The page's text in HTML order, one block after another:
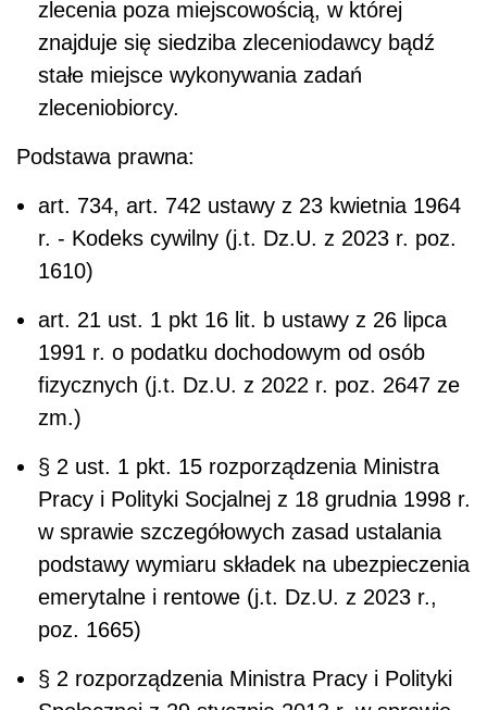
zlecenia poza miejscowością, w której
znajduje się siedziba zleceniodawcy bądź
stałe miejsce wykonywania zadań
zleceniobiorcy.
Podstawa prawna:
art. 734, art. 742 ustawy z 23 kwietnia 1964
r. - Kodeks cywilny (j.t. Dz.U. z 2023 r. poz.
1610)
art. 21 ust. 1 pkt 16 lit. b ustawy z 26 lipca
1991 r. o podatku dochodowym od osób
fizycznych (j.t. Dz.U. z 2022 r. poz. 2647 ze
zm.)
§ 2 ust. 1 pkt. 15 rozporządzenia Ministra
Pracy i Polityki Socjalnej z 18 grudnia 1998 r.
w sprawie szczegółowych zasad ustalania
podstawy wymiaru składek na ubezpieczenia
emerytalne i rentowe (j.t. Dz.U. z 2023 r.,
poz. 1665)
§ 2 rozporządzenia Ministra Pracy i Polityki